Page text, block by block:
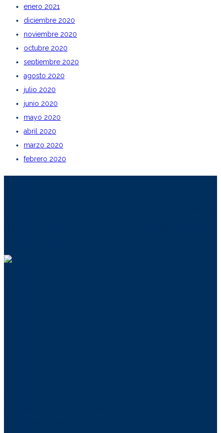
enero 2021
diciembre 2020
noviembre 2020
octubre 2020
septiembre 2020
agosto 2020
julio 2020
junio 2020
mayo 2020
abril 2020
marzo 2020
febrero 2020